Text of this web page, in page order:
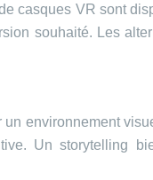
casques VR sont
souhaité. Les
environnement
Un storytelling